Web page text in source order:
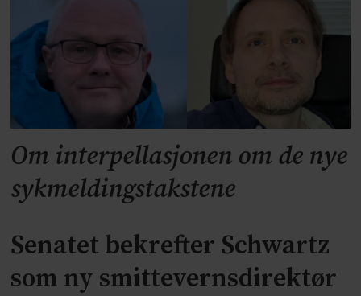
Om interpellasjonen om de nye
sykmeldingstakstene
Senatet bekrefter Schwartz
som ny smittevernsdirektør